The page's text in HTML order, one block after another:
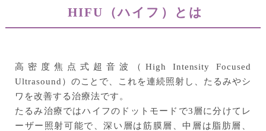
HIFU（ハイフ）とは
⾼密度焦点式超⾳波（High Intensity Focused
Ultrasound）のことで、これを連続照射し、たるみやシ
ワを改善する治療法です。
たるみ治療ではハイフのドットモードで3層に分けてレ
ーザー照射可能で、深い層は筋膜層、中層は脂肪層、